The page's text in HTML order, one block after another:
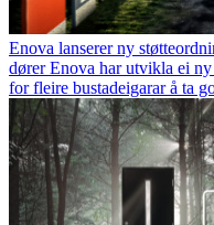
Enova lanserer ny
dørerEnova har utvikla ei
for fleire bustadeigarar å ta